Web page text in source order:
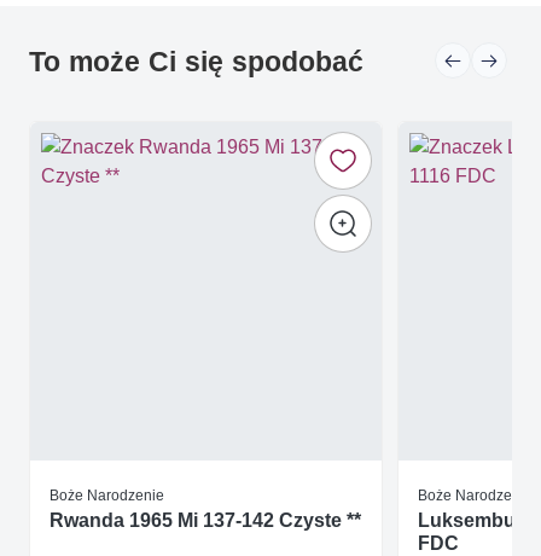
To może Ci się spodobać
Boże Narodzenie
Rwanda 1965 Mi 137-142 Czyste **
Boże Narodzenie
Luksemburg
FDC